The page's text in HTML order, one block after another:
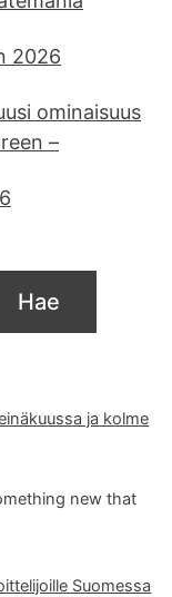
2026
ominaisuus
–
Hae
ja kolme
new that
Suomessa